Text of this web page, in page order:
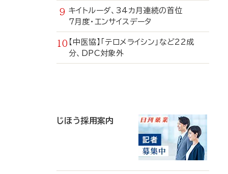
キイトルーダ、34カ月連続の首位
7月度・エンサイスデータ
【中医協】「テロメライシン」など22成
分、DPC対象外
じほう採用案内